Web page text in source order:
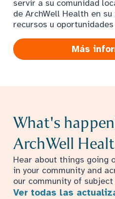
servir a su comunidad
de ArchWell Health en
recursos u
Más
What's
ArchWell
Hear about things going
in your community and
our community of
Ver todas las